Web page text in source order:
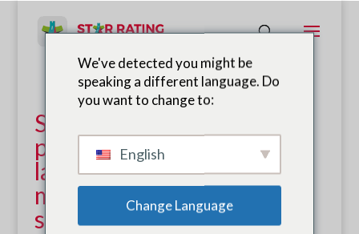
Subvenciones de la FIA
para apoyar a los clubes en
la promoción de una
movilidad segura y
sostenible
We've detected you might be
speaking a different language. Do
you want to change to:
English
Change Language